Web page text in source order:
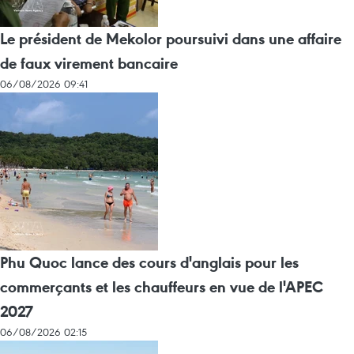
Le président de Mekolor poursuivi dans une affaire
de faux virement bancaire
06/08/2026 09:41
Phu Quoc lance des cours d'anglais pour les
commerçants et les chauffeurs en vue de l'APEC
2027
06/08/2026 02:15